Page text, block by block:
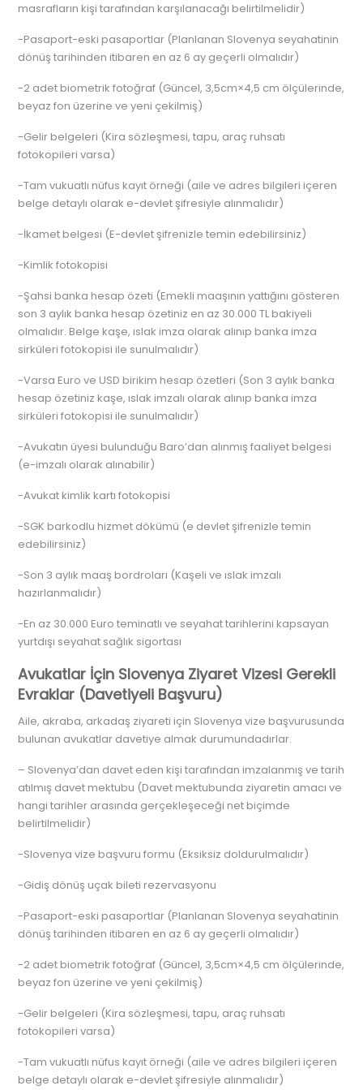
masrafların kişi tarafından karşılanacağı belirtilmelidir)
-Pasaport-eski pasaportlar (Planlanan Slovenya seyahatinin
dönüş tarihinden itibaren en az 6 ay geçerli olmalıdır)
-2 adet biometrik fotoğraf (Güncel, 3,5cm×4,5 cm ölçülerinde,
beyaz fon üzerine ve yeni çekilmiş)
-Gelir belgeleri (Kira sözleşmesi, tapu, araç ruhsatı
fotokopileri varsa)
-Tam vukuatlı nüfus kayıt örneği (aile ve adres bilgileri içeren
belge detaylı olarak e-devlet şifresiyle alınmalıdır)
-İkamet belgesi (E-devlet şifrenizle temin edebilirsiniz)
-Kimlik fotokopisi
-Şahsi banka hesap özeti (Emekli maaşının yattığını gösteren
son 3 aylık banka hesap özetiniz en az 30.000 TL bakiyeli
olmalıdır. Belge kaşe, ıslak imza olarak alınıp banka imza
sirküleri fotokopisi ile sunulmalıdır)
-Varsa Euro ve USD birikim hesap özetleri (Son 3 aylık banka
hesap özetiniz kaşe, ıslak imzalı olarak alınıp banka imza
sirküleri fotokopisi ile sunulmalıdır)
-Avukatın üyesi bulunduğu Baro’dan alınmış faaliyet belgesi
(e-imzalı olarak alınabilir)
-Avukat kimlik kartı fotokopisi
-SGK barkodlu hizmet dökümü (e devlet şifrenizle temin
edebilirsiniz)
-Son 3 aylık maaş bordroları (Kaşeli ve ıslak imzalı
hazırlanmalıdır)
-En az 30.000 Euro teminatlı ve seyahat tarihlerini kapsayan
yurtdışı seyahat sağlık sigortası
Avukatlar İçin Slovenya Ziyaret Vizesi Gerekli
Evraklar (Davetiyeli Başvuru)
Aile, akraba, arkadaş ziyareti için Slovenya vize başvurusunda
bulunan avukatlar davetiye almak durumundadırlar.
– Slovenya’dan davet eden kişi tarafından imzalanmış ve tarih
atılmış davet mektubu (Davet mektubunda ziyaretin amacı ve
hangi tarihler arasında gerçekleşeceği net biçimde
belirtilmelidir)
-Slovenya vize başvuru formu (Eksiksiz doldurulmalıdır)
-Gidiş dönüş uçak bileti rezervasyonu
-Pasaport-eski pasaportlar (Planlanan Slovenya seyahatinin
dönüş tarihinden itibaren en az 6 ay geçerli olmalıdır)
-2 adet biometrik fotoğraf (Güncel, 3,5cm×4,5 cm ölçülerinde,
beyaz fon üzerine ve yeni çekilmiş)
-Gelir belgeleri (Kira sözleşmesi, tapu, araç ruhsatı
fotokopileri varsa)
-Tam vukuatlı nüfus kayıt örneği (aile ve adres bilgileri içeren
belge detaylı olarak e-devlet şifresiyle alınmalıdır)